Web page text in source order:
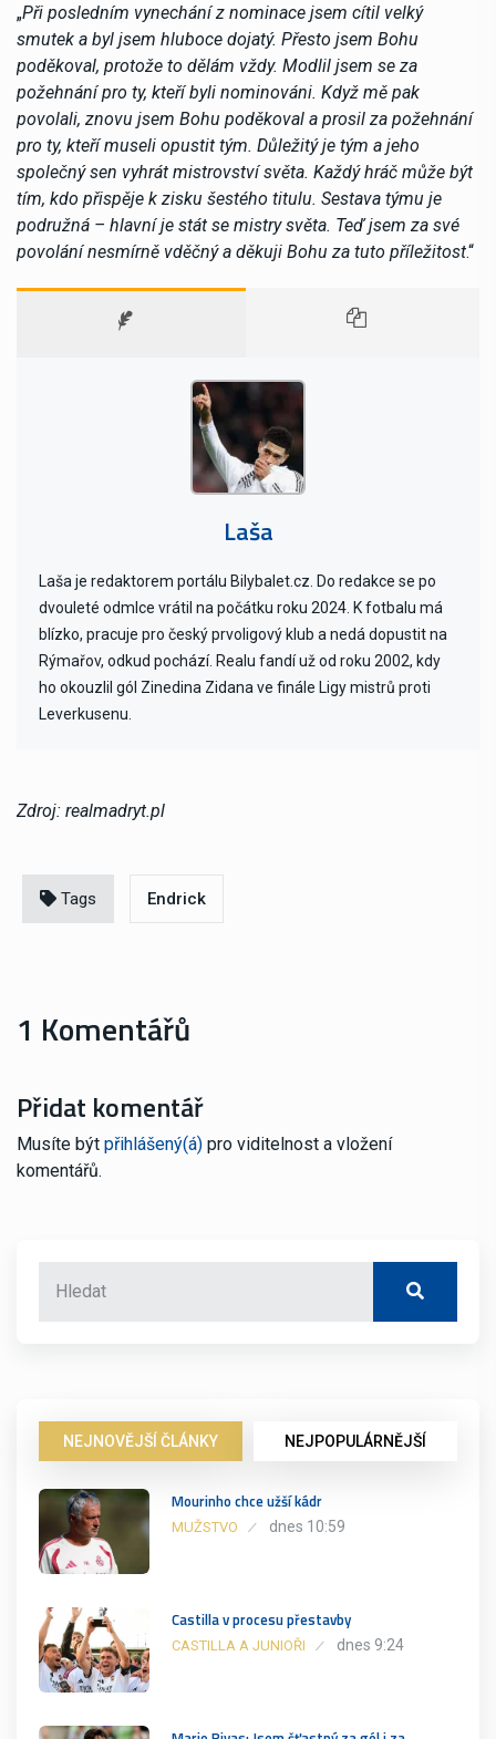
„Při posledním vynechání z nominace jsem cítil velký
smutek a byl jsem hluboce dojatý. Přesto jsem Bohu
poděkoval, protože to dělám vždy. Modlil jsem se za
požehnání pro ty, kteří byli nominováni. Když mě pak
povolali, znovu jsem Bohu poděkoval a prosil za požehnání
pro ty, kteří museli opustit tým. Důležitý je tým a jeho
společný sen vyhrát mistrovství světa. Každý hráč může být
tím, kdo přispěje k zisku šestého titulu. Sestava týmu je
podružná – hlavní je stát se mistry světa. Teď jsem za své
povolání nesmírně vděčný a děkuji Bohu za tuto příležitost.“
Laša
Laša je redaktorem portálu Bilybalet.cz. Do redakce se po
dvouleté odmlce vrátil na počátku roku 2024. K fotbalu má
blízko, pracuje pro český prvoligový klub a nedá dopustit na
Rýmařov, odkud pochází. Realu fandí už od roku 2002, kdy
ho okouzlil gól Zinedina Zidana ve finále Ligy mistrů proti
Leverkusenu.
Zdroj: realmadryt.pl
Tags Endrick
1 Komentářů
Přidat komentář
Musíte být přihlášený(á) pro viditelnost a vložení
komentářů.
NEJNOVĚJŠÍ ČLÁNKY NEJPOPULÁRNĚJŠÍ
Mourinho chce užší kádr
MUŽSTVO dnes 10:59
Castilla v procesu přestavby
CASTILLA A JUNIOŘI dnes 9:24